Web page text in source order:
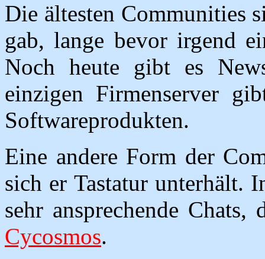
Die ältesten Communities
gab, lange bevor irgend
Noch heute gibt es
einzigen Firmenserver
Softwareprodukten.
Eine andere Form der
sich er Tastatur unterhält.
sehr ansprechende
Cycosmos.